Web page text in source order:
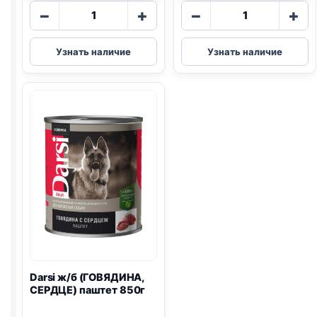
−
Количество
Darsi
ж/
б
850г
+
Узнать наличие
−
Количество
Darsi
ж/
б
+
Узнать наличие
Darsi ж/б (ГОВЯДИНА,
СЕРДЦЕ) паштет 850г